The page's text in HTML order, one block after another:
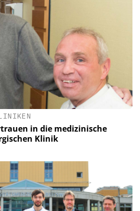
in die medizinische
Klinik